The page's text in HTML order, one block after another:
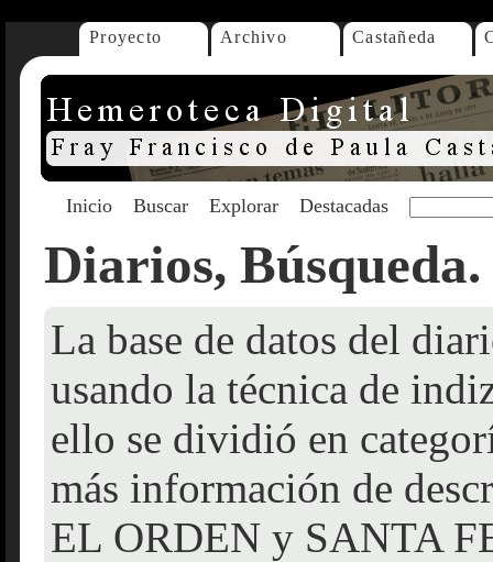
Proyecto Archivo Castañeda
Inicio Buscar Explorar Destacadas
Diarios, Búsqueda.
La base de datos del
usando la técnica de
ello se dividió en
más información de
EL ORDEN y SANTA